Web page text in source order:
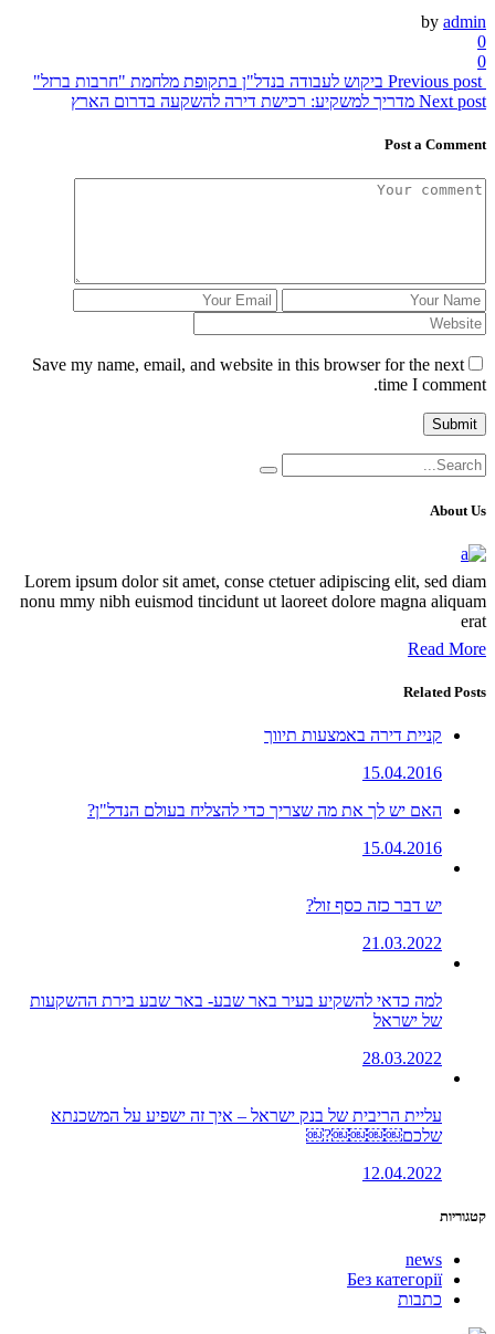
by admin
0
0
Previous post ביקוש לעבודה בנדל"ן בתקופת מלחמת "חרבות ברזל"
Next post מדריך למשקיע: רכישת דירה להשקעה בדרום הארץ
Post a Comment
Save my name, email, and website in this browser for the next
time I comment.
Search
for:
About Us
Lorem ipsum dolor sit amet, conse ctetuer adipiscing elit, sed diam
nonu mmy nibh euismod tincidunt ut laoreet dolore magna aliquam
erat
Read More
Related Posts
קניית דירה באמצעות תיווך
15.04.2016
האם יש לך את מה שצריך כדי להצליח בעולם הנדל"ן?
15.04.2016
יש דבר כזה כסף זול?
21.03.2022
למה כדאי להשקיע בעיר באר שבע- באר שבע בירת ההשקעות
של ישראל
28.03.2022
עליית הריבית של בנק ישראל – איך זה ישפיע על המשכנתא
שלכם￼￼￼￼?￼
12.04.2022
קטגוריות
news
Без категорії
כתבות